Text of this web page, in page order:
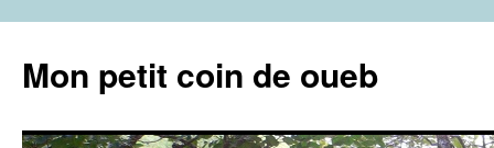
contenu
Mon petit coin de oueb